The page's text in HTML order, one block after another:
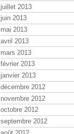
juillet 2013
juin 2013
mai 2013
avril 2013
mars 2013
février 2013
janvier 2013
décembre 2012
novembre 2012
octobre 2012
septembre 2012